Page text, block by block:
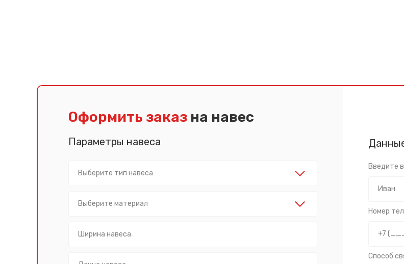
Оформить заказ на навес
Параметры навеса
Введите
Номер
Способ